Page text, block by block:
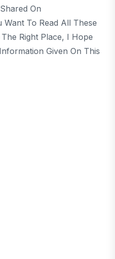
On
To Read All These
Right Place, I Hope
Given On This